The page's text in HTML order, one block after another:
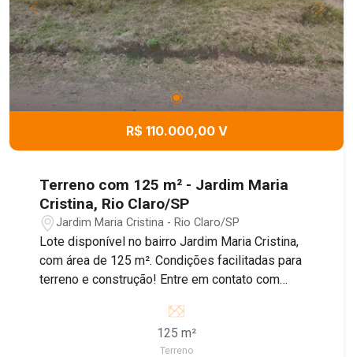
R$ 110.000,00 V
Terreno com 125 m² - Jardim Maria
Cristina, Rio Claro/SP
Jardim Maria Cristina - Rio Claro/SP
Lote disponível no bairro Jardim Maria Cristina,
com área de 125 m². Condições facilitadas para
terreno e construção! Entre em contato com
125 m²
Terreno